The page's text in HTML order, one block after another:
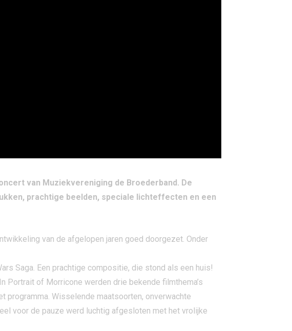
van Muziekvereniging de Broederband. De
prachtige beelden, speciale lichteffecten en een
van de afgelopen jaren goed doorgezet. Onder
Saga. Een prachtige compositie, die stond als een huis!
Portrait of Morricone werden drie bekende filmthema’s
programma. Wisselende maatsoorten, onverwachte
voor de pauze werd luchtig afgesloten met het vrolijke